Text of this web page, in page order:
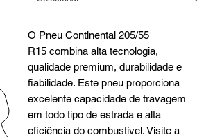
O Pneu Continental 205/55
R15 combina alta tecnologia,
qualidade premium, durabilidade e
fiabilidade. Este pneu proporciona
excelente capacidade de travagem
em todo tipo de estrada e alta
eficiência do combustível. Visite a